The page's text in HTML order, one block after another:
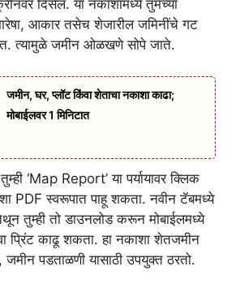
दिसेल. या नकाशामध्ये तुमच्या
आकार तसेच शेजारील जमिनींचे गट
त्यामुळे जमीन ओळखणे सोपे जाते.
जमीन, घर, प्लॉट किंवा शेताचा नकाशा काढा;
मोबाईलवर 1 मिनिटात
‘Map Report’ या पर्यायावर क्लिक
PDF स्वरूपात पाहू शकता. नवीन टॅबमध्ये
तुम्ही तो डाउनलोड करून मोबाईलमध्ये
प्रिंट काढू शकता. हा नकाशा शेतजमीन
जमीन पडताळणी यासाठी उपयुक्त ठरतो.